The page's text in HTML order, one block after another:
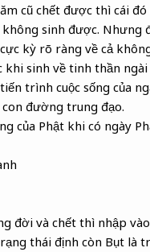
cũ chết được thì cái
sinh được. Nhưng
kỳ rõ ràng về cả
sinh về tinh thần
trình cuộc sống của
đường trung đạo.
của Phật khi có ngày
đời và chết thì nhập
thái định còn Bụt là